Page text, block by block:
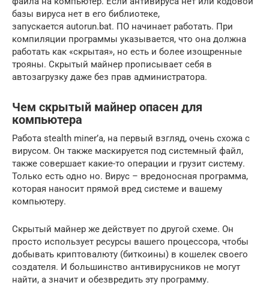
базы вируса нет в его библиотеке,
запускается autorun.bat. ПО начинает работать. При
компиляции программы указывается, что она должна
работать как «скрытая», но есть и более изощренные
трояны. Скрытый майнер прописывает себя в
автозагрузку даже без прав администратора.
Чем скрытый майнер опасен для
компьютера
Работа stealth miner’а, на первый взгляд, очень схожа с
вирусом. Он также маскируется под системный файл,
также совершает какие-то операции и грузит систему.
Только есть одно но. Вирус – вредоносная программа,
которая наносит прямой вред системе и вашему
компьютеру.
Скрытый майнер же действует по другой схеме. Он
просто использует ресурсы вашего процессора, чтобы
добывать криптовалюту (биткоины) в кошелек своего
создателя. И большинство антивирусников не могут
найти, а значит и обезвредить эту программу.